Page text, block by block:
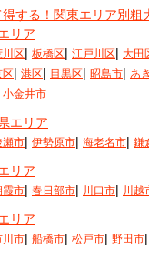
する！関東エリア別粗
リア
川区| 板橋区| 江戸川区| 大田
区| 港区| 目黒区| 昭島市| あ
小金井市
エリア
瀬市| 伊勢原市| 海老名市| 鎌
リア
霞市| 春日部市| 川口市| 川越
リア
川市| 船橋市| 松戸市| 野田市